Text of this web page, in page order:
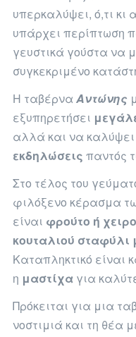
υπερκαλύψει, ό,τι
υπάρχει περίπτωση
γευστικά γούστα να
συγκεκριμένο
Η ταβέρνα Αντώνης
εξυπηρετήσει
αλλά και να καλύψει
εκδηλώσεις παντός
Στο τέλος του
φιλόξενο κέρασμα
είναι φρούτο ή
κουταλιού
Καταπληκτικό είναι
η μαστίχα για
Πρόκειται για μια
νοστιμιά και τη θέα